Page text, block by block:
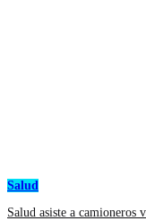
Salud
Salud asiste a camioneros